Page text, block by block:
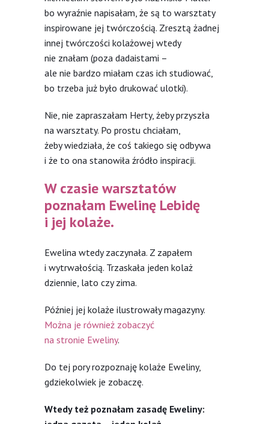
bo wyraźnie napisałam, że są to warsztaty
inspirowane jej twórczością. Zresztą żadnej
innej twórczości kolażowej wtedy
nie znałam (poza dadaistami –
ale nie bardzo miałam czas ich studiować,
bo trzeba już było drukować ulotki).
Nie, nie zapraszałam Herty, żeby przyszła
na warsztaty. Po prostu chciałam,
żeby wiedziała, że coś takiego się odbywa
i że to ona stanowiła źródło inspiracji.
W czasie warsztatów
poznałam Ewelinę Lebidę
i jej kolaże.
Ewelina wtedy zaczynała. Z zapałem
i wytrwałością. Trzaskała jeden kolaż
dziennie, lato czy zima.
Później jej kolaże ilustrowały magazyny.
Można je również zobaczyć
na stronie Eweliny.
Do tej pory rozpoznaję kolaże Eweliny,
gdziekolwiek je zobaczę.
Wtedy też poznałam zasadę Eweliny: